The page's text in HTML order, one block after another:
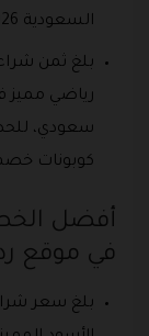
السعودية 2026 .
سعودي،
كوبونات خصم
أفضل
في موقع
بلغ سعر